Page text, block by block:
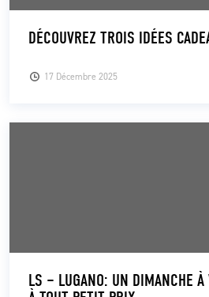
17 Décembre 2025
DÉCOUVREZ TROIS IDÉES
LS – LUGANO: UN DIMANCHE